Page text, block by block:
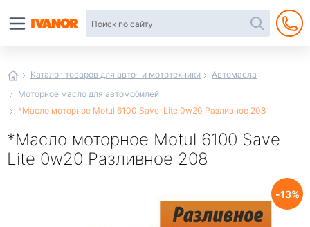
Каталог товаров для авто- и мототехники
Автомасла
Моторное масло для автомобилей
*Масло моторное Motul 6100 Save-Lite 0w20 Разливное 208
*Масло моторное Motul 6100 Save-
Lite 0w20 Разливное 208
13
интернет-